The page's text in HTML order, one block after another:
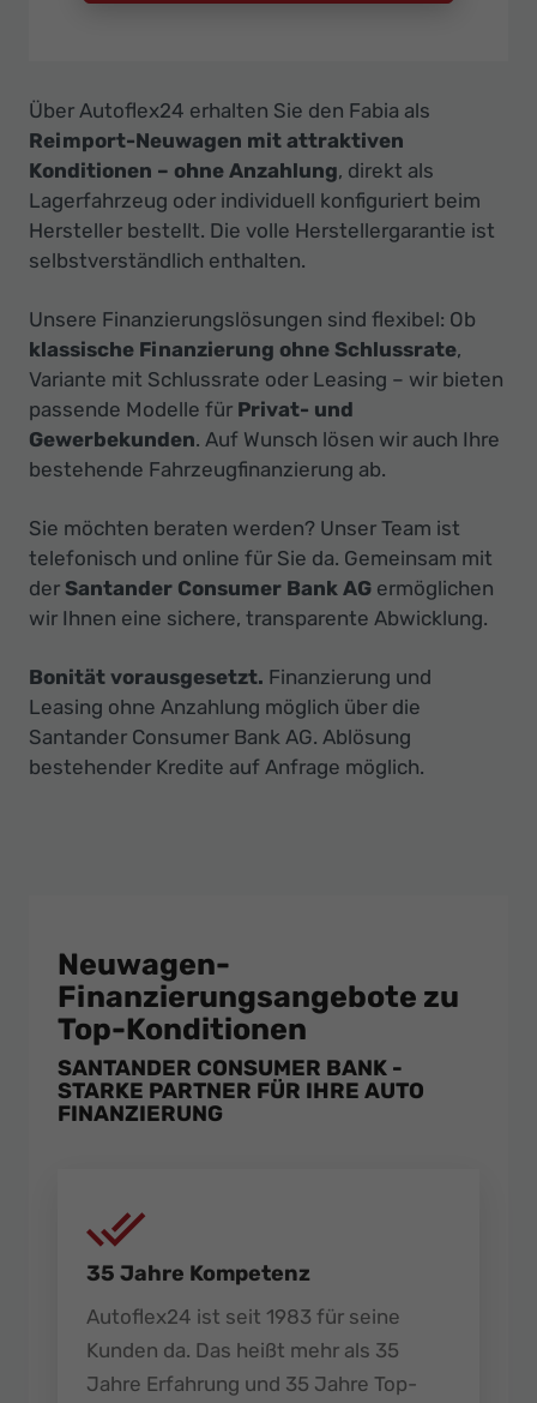
Über Autoflex24 erhalten Sie den Fabia als
Reimport-Neuwagen mit attraktiven
Konditionen – ohne Anzahlung, direkt als
Lagerfahrzeug oder individuell konfiguriert beim
Hersteller bestellt. Die volle Herstellergarantie ist
selbstverständlich enthalten.
Unsere Finanzierungslösungen sind flexibel: Ob
klassische Finanzierung ohne Schlussrate,
Variante mit Schlussrate oder Leasing – wir bieten
passende Modelle für Privat- und
Gewerbekunden. Auf Wunsch lösen wir auch Ihre
bestehende Fahrzeugfinanzierung ab.
Sie möchten beraten werden? Unser Team ist
telefonisch und online für Sie da. Gemeinsam mit
der Santander Consumer Bank AG ermöglichen
wir Ihnen eine sichere, transparente Abwicklung.
Bonität vorausgesetzt. Finanzierung und
Leasing ohne Anzahlung möglich über die
Santander Consumer Bank AG. Ablösung
bestehender Kredite auf Anfrage möglich.
Neuwagen-
Finanzierungsangebote zu
Top-Konditionen
SANTANDER CONSUMER BANK -
STARKE PARTNER FÜR IHRE AUTO
FINANZIERUNG
35 Jahre Kompetenz
Autoflex24 ist seit 1983 für seine
Kunden da. Das heißt mehr als 35
Jahre Erfahrung und 35 Jahre Top-